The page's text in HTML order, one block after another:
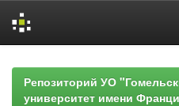
navigationРепозиторий УО
университет имени